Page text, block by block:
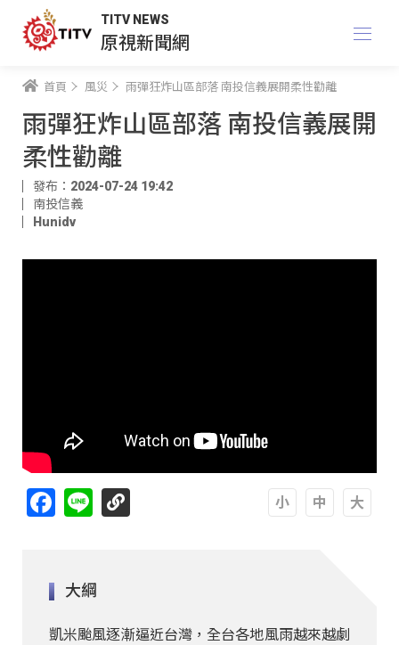
TITV NEWS
原視新聞網
首頁 風災 雨彈狂炸山區部落 南投信義展開柔性勸離
雨彈狂炸山區部落 南投信義展開
柔性勸離
發布：2024-07-24 19:42
南投信義
Hunidv
Facebook
Line
大綱
凱米颱風逐漸逼近台灣，全台各地風雨越來越劇